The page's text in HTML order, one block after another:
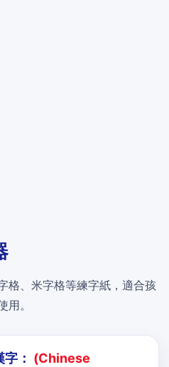
格、米字格等練字紙，適合孩
。
： (Chinese